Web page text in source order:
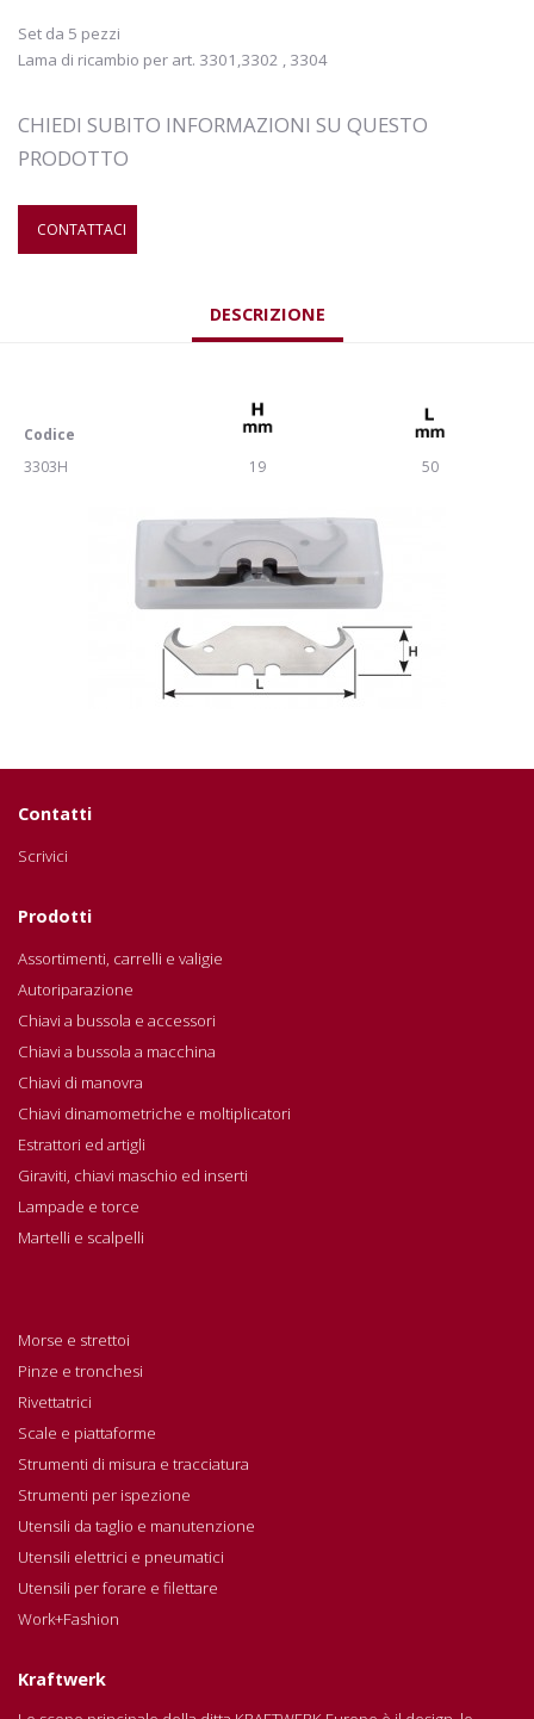
Set da 5 pezzi
Lama di ricambio per art. 3301,3302 , 3304
CHIEDI SUBITO INFORMAZIONI SU QUESTO
PRODOTTO
CONTATTACI
DESCRIZIONE
Codice
3303H
19 50
Contatti
Scrivici
Prodotti
Assortimenti, carrelli e valigie
Autoriparazione
Chiavi a bussola e accessori
Chiavi a bussola a macchina
Chiavi di manovra
Chiavi dinamometriche e moltiplicatori
Estrattori ed artigli
Giraviti, chiavi maschio ed inserti
Lampade e torce
Martelli e scalpelli
Morse e strettoi
Pinze e tronchesi
Rivettatrici
Scale e piattaforme
Strumenti di misura e tracciatura
Strumenti per ispezione
Utensili da taglio e manutenzione
Utensili elettrici e pneumatici
Utensili per forare e filettare
Work+Fashion
Kraftwerk